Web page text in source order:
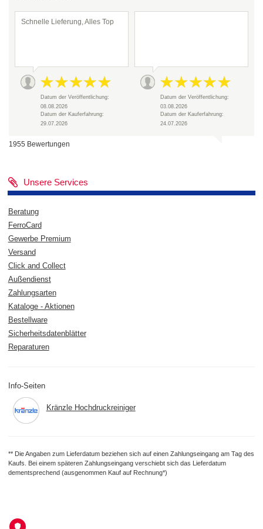
Schnelle Lieferung, Alles Top
Datum der Veröffentlichung:
08.08.2026
Datum der Kauferfahrung:
29.07.2026
Datum der Veröffentlichung:
03.08.2026
Datum der Kauferfahrung:
24.07.2026
1955 Bewertungen
Unsere Services
Beratung
FerroCard
Gewerbe Premium
Versand
Click and Collect
Außendienst
Zahlungsarten
Kataloge - Aktionen
Bestellware
Sicherheitsdatenblätter
Reparaturen
Info-Seiten
Kränzle Hochdruckreiniger
** Die Angaben zum Lieferdatum beziehen sich auf einen Zahlungseingang am Tag des
Kaufs. Bei einem späteren Zahlungseingang verschiebt sich das Lieferdatum
dementsprechend (ausgenommen Kauf auf Rechnung*)